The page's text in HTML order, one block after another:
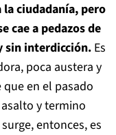
ciudadanía, pero
cae a pedazos de
sin interdicción.Es
poca austera y
en el pasado
y termino
entonces, es